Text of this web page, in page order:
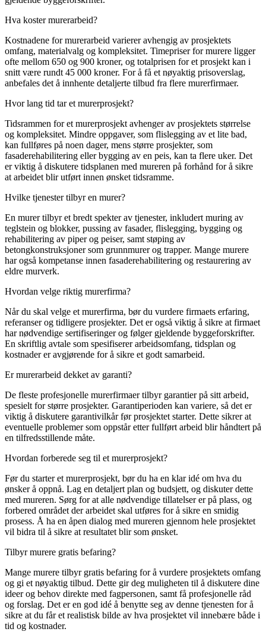
Hva koster murerarbeid?
Kostnadene for murerarbeid varierer avhengig av prosjektets
omfang, materialvalg og kompleksitet. Timepriser for murere ligger
ofte mellom 650 og 900 kroner, og totalprisen for et prosjekt kan i
snitt være rundt 45 000 kroner. For å få et nøyaktig prisoverslag,
anbefales det å innhente detaljerte tilbud fra flere murerfirmaer.
Hvor lang tid tar et murerprosjekt?
Tidsrammen for et murerprosjekt avhenger av prosjektets størrelse
og kompleksitet. Mindre oppgaver, som flislegging av et lite bad,
kan fullføres på noen dager, mens større prosjekter, som
fasaderehabilitering eller bygging av en peis, kan ta flere uker. Det
er viktig å diskutere tidsplanen med mureren på forhånd for å sikre
at arbeidet blir utført innen ønsket tidsramme.
Hvilke tjenester tilbyr en murer?
En murer tilbyr et bredt spekter av tjenester, inkludert muring av
teglstein og blokker, pussing av fasader, flislegging, bygging og
rehabilitering av piper og peiser, samt støping av
betongkonstruksjoner som grunnmurer og trapper. Mange murere
har også kompetanse innen fasaderehabilitering og restaurering av
eldre murverk.
Hvordan velge riktig murerfirma?
Når du skal velge et murerfirma, bør du vurdere firmaets erfaring,
referanser og tidligere prosjekter. Det er også viktig å sikre at firmaet
har nødvendige sertifiseringer og følger gjeldende byggeforskrifter.
En skriftlig avtale som spesifiserer arbeidsomfang, tidsplan og
kostnader er avgjørende for å sikre et godt samarbeid.
Er murerarbeid dekket av garanti?
De fleste profesjonelle murerfirmaer tilbyr garantier på sitt arbeid,
spesielt for større prosjekter. Garantiperioden kan variere, så det er
viktig å diskutere garantivilkår før prosjektet starter. Dette sikrer at
eventuelle problemer som oppstår etter fullført arbeid blir håndtert på
en tilfredsstillende måte.
Hvordan forberede seg til et murerprosjekt?
Før du starter et murerprosjekt, bør du ha en klar idé om hva du
ønsker å oppnå. Lag en detaljert plan og budsjett, og diskuter dette
med mureren. Sørg for at alle nødvendige tillatelser er på plass, og
forbered området der arbeidet skal utføres for å sikre en smidig
prosess. Å ha en åpen dialog med mureren gjennom hele prosjektet
vil bidra til å sikre at resultatet blir som ønsket.
Tilbyr murere gratis befaring?
Mange murere tilbyr gratis befaring for å vurdere prosjektets omfang
og gi et nøyaktig tilbud. Dette gir deg muligheten til å diskutere dine
ideer og behov direkte med fagpersonen, samt få profesjonelle råd
og forslag. Det er en god idé å benytte seg av denne tjenesten for å
sikre at du får et realistisk bilde av hva prosjektet vil innebære både i
tid og kostnader.